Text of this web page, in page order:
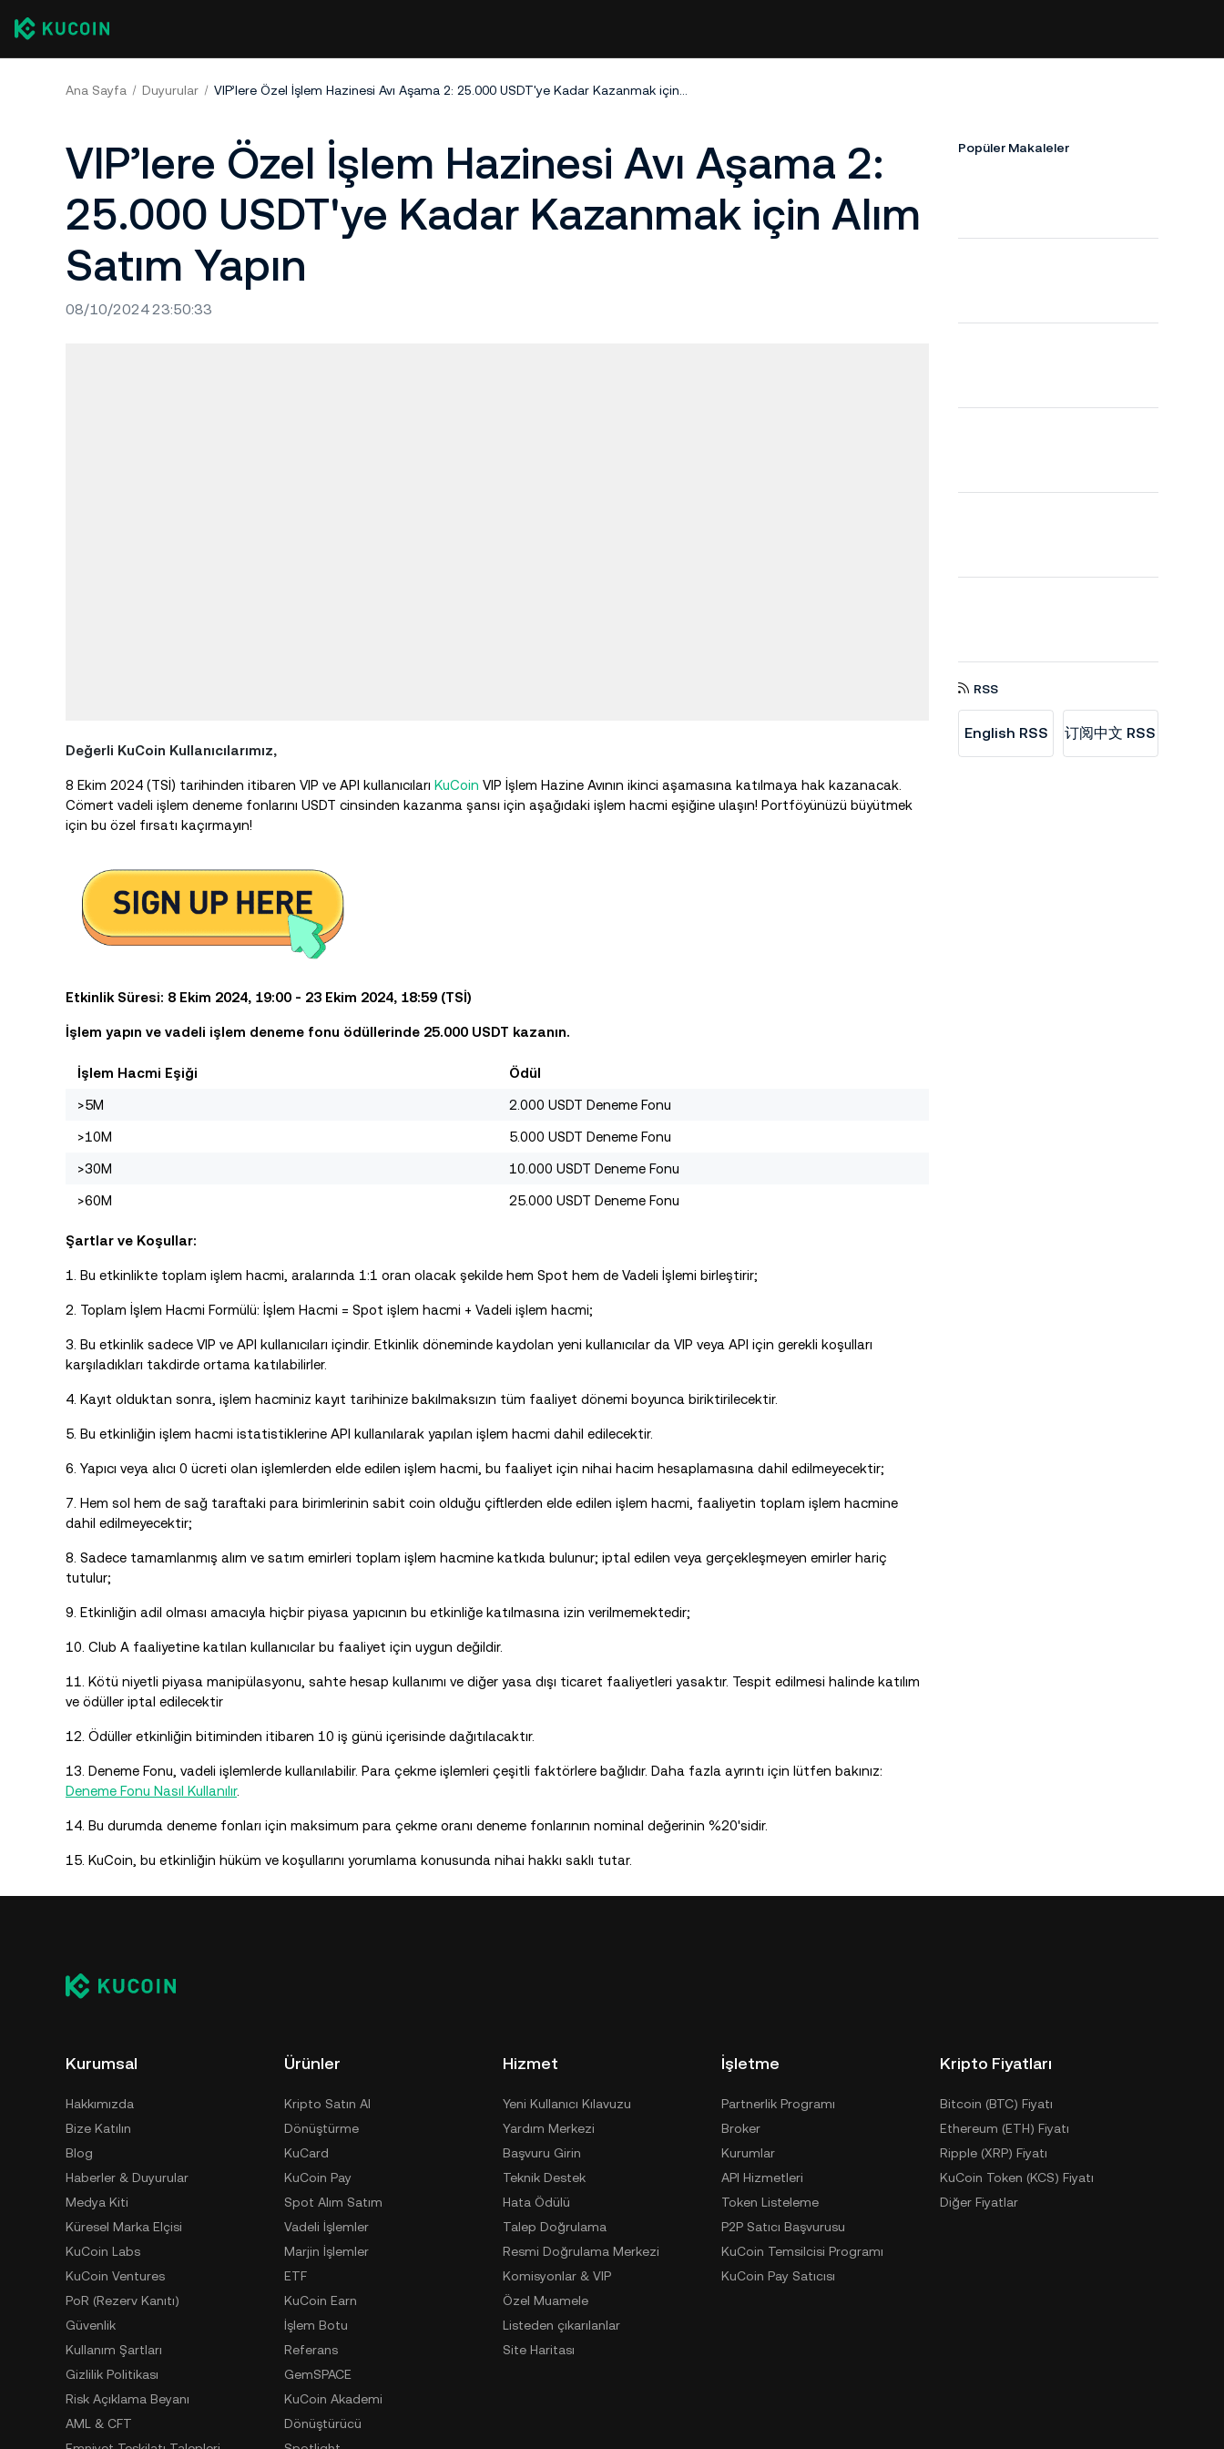
Ana Sayfa Duyurular VIP’lere Özel İşlem Hazinesi Avı Aşama 2: 25.000 USDT'ye Kadar Kazanmak için Alım Satım Yapın
VIP’lere Özel İşlem Hazinesi Avı Aşama 2:
25.000 USDT'ye Kadar Kazanmak için Alım
Satım Yapın
08/10/2024 23:50:33
Değerli KuCoin Kullanıcılarımız,
8 Ekim 2024 (TSİ) tarihinden itibaren VIP ve API kullanıcıları KuCoin VIP İşlem Hazine Avının ikinci aşamasına katılmaya hak kazanacak.
Cömert vadeli işlem deneme fonlarını USDT cinsinden kazanma şansı için aşağıdaki işlem hacmi eşiğine ulaşın! Portföyünüzü büyütmek
için bu özel fırsatı kaçırmayın!
Etkinlik Süresi: 8 Ekim 2024, 19:00 - 23 Ekim 2024, 18:59 (TSİ)
İşlem yapın ve vadeli işlem deneme fonu ödüllerinde 25.000 USDT kazanın.
İşlem Hacmi Eşiği Ödül
>5M 2.000 USDT Deneme Fonu
>10M 5.000 USDT Deneme Fonu
>30M 10.000 USDT Deneme Fonu
>60M 25.000 USDT Deneme Fonu
Şartlar ve Koşullar:
1. Bu etkinlikte toplam işlem hacmi, aralarında 1:1 oran olacak şekilde hem Spot hem de Vadeli İşlemi birleştirir;
2. Toplam İşlem Hacmi Formülü: İşlem Hacmi = Spot işlem hacmi + Vadeli işlem hacmi;
3. Bu etkinlik sadece VIP ve API kullanıcıları içindir. Etkinlik döneminde kaydolan yeni kullanıcılar da VIP veya API için gerekli koşulları
karşıladıkları takdirde ortama katılabilirler.
4. Kayıt olduktan sonra, işlem hacminiz kayıt tarihinize bakılmaksızın tüm faaliyet dönemi boyunca biriktirilecektir.
5. Bu etkinliğin işlem hacmi istatistiklerine API kullanılarak yapılan işlem hacmi dahil edilecektir.
6. Yapıcı veya alıcı 0 ücreti olan işlemlerden elde edilen işlem hacmi, bu faaliyet için nihai hacim hesaplamasına dahil edilmeyecektir;
7. Hem sol hem de sağ taraftaki para birimlerinin sabit coin olduğu çiftlerden elde edilen işlem hacmi, faaliyetin toplam işlem hacmine
dahil edilmeyecektir;
8. Sadece tamamlanmış alım ve satım emirleri toplam işlem hacmine katkıda bulunur; iptal edilen veya gerçekleşmeyen emirler hariç
tutulur;
9. Etkinliğin adil olması amacıyla hiçbir piyasa yapıcının bu etkinliğe katılmasına izin verilmemektedir;
10. Club A faaliyetine katılan kullanıcılar bu faaliyet için uygun değildir.
11. Kötü niyetli piyasa manipülasyonu, sahte hesap kullanımı ve diğer yasa dışı ticaret faaliyetleri yasaktır. Tespit edilmesi halinde katılım
ve ödüller iptal edilecektir
12. Ödüller etkinliğin bitiminden itibaren 10 iş günü içerisinde dağıtılacaktır.
13. Deneme Fonu, vadeli işlemlerde kullanılabilir. Para çekme işlemleri çeşitli faktörlere bağlıdır. Daha fazla ayrıntı için lütfen bakınız:
Deneme Fonu Nasıl Kullanılır.
14. Bu durumda deneme fonları için maksimum para çekme oranı deneme fonlarının nominal değerinin %20'sidir.
15. KuCoin, bu etkinliğin hüküm ve koşullarını yorumlama konusunda nihai hakkı saklı tutar.
Popüler Makaleler
RSS
English RSS 订阅中文 RSS
Kurumsal
Hakkımızda
Bize Katılın
Blog
Haberler & Duyurular
Medya Kiti
Küresel Marka Elçisi
KuCoin Labs
KuCoin Ventures
PoR (Rezerv Kanıtı)
Güvenlik
Kullanım Şartları
Gizlilik Politikası
Risk Açıklama Beyanı
AML & CFT
Ürünler
Kripto Satın Al
Dönüştürme
KuCard
KuCoin Pay
Spot Alım Satım
Vadeli İşlemler
Marjin İşlemler
ETF
KuCoin Earn
İşlem Botu
Referans
GemSPACE
KuCoin Akademi
Dönüştürücü
Hizmet
Yeni Kullanıcı Kılavuzu
Yardım Merkezi
Başvuru Girin
Teknik Destek
Hata Ödülü
Talep Doğrulama
Resmi Doğrulama Merkezi
Komisyonlar & VIP
Özel Muamele
Listeden çıkarılanlar
Site Haritası
İşletme
Partnerlik Programı
Broker
Kurumlar
API Hizmetleri
Token Listeleme
P2P Satıcı Başvurusu
KuCoin Temsilcisi Programı
KuCoin Pay Satıcısı
Kripto Fiyatları
Bitcoin (BTC) Fiyatı
Ethereum (ETH) Fiyatı
Ripple (XRP) Fiyatı
KuCoin Token (KCS) Fiyatı
Diğer Fiyatlar